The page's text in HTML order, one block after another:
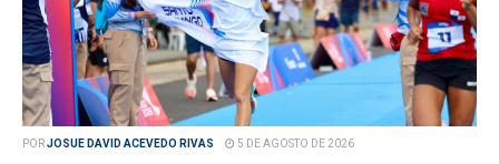
PORJOSUE DAVID ACEVEDO RIVAS 5 DE AGOSTO DE 2026